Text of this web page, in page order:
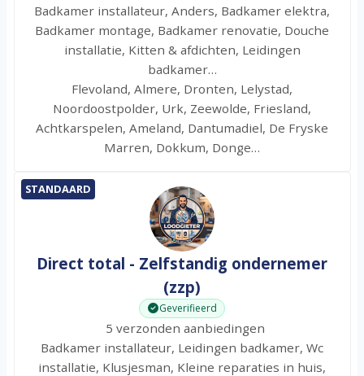
Badkamer installateur, Anders, Badkamer elektra,
Badkamer montage, Badkamer renovatie, Douche
installatie, Kitten & afdichten, Leidingen
badkamer…
Flevoland, Almere, Dronten, Lelystad,
Noordoostpolder, Urk, Zeewolde, Friesland,
Achtkarspelen, Ameland, Dantumadiel, De Fryske
Marren, Dokkum, Donge…
STANDAARD
Direct total - Zelfstandig ondernemer
(zzp)
Geverifieerd
5 verzonden aanbiedingen
Badkamer installateur, Leidingen badkamer, Wc
installatie, Klusjesman, Kleine reparaties in huis,